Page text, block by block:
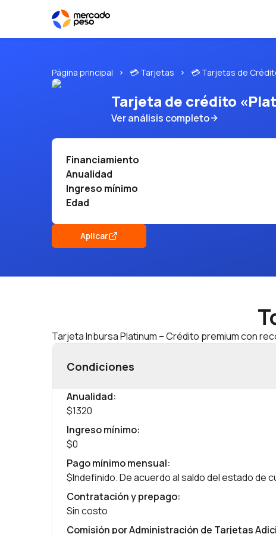
Página principal 💳 Tarjetas 💳 Tarjetas de
Tarjeta de crédito
Ver análisis completo
Financiamiento
Anualidad
Ingreso mínimo
Edad
Aplicar
Tarjeta Inbursa Platinum – Crédito premium con
Condiciones
Anualidad:
$1320
Ingreso mínimo:
$0
Pago mínimo mensual:
$Indefinido. De acuerdo al saldo del estado de
Contratación y prepago:
Sin costo
Comisión por Administración de Tarjetas